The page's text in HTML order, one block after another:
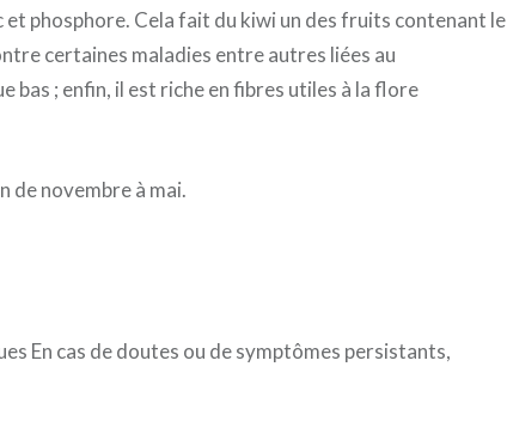
et phosphore. Cela fait du kiwi un des fruits contenant le
certaines maladies entre autres liées au
bas ; enfin, il est riche en fibres utiles à la flore
de novembre à mai.
En cas de doutes ou de symptômes persistants,